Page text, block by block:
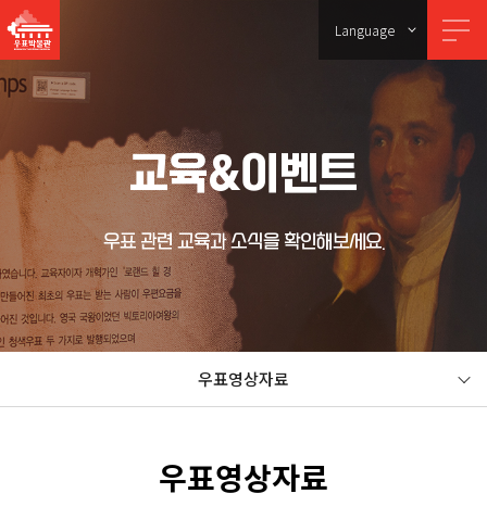
Language
교육&이벤트
우표 관련 교육과 소식을 확인해보세요.
우표영상자료
우표영상자료